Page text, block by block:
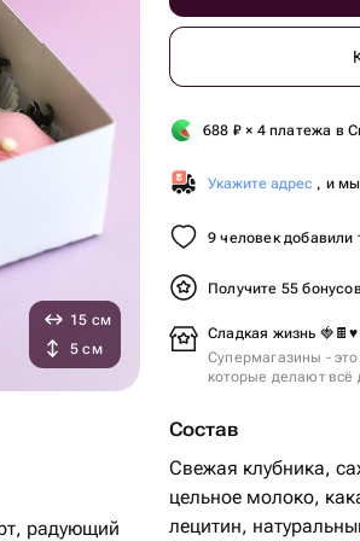
688 ₽ × 4 платежа в
Укажите адрес , и мы
9 человек добавили
Получите 55
Сладкая жизнь
Супермагазины -
которые делают всё
Состав
Свежая клубника,
цельное молоко,
лецитин,
15 см
5 см
радующий